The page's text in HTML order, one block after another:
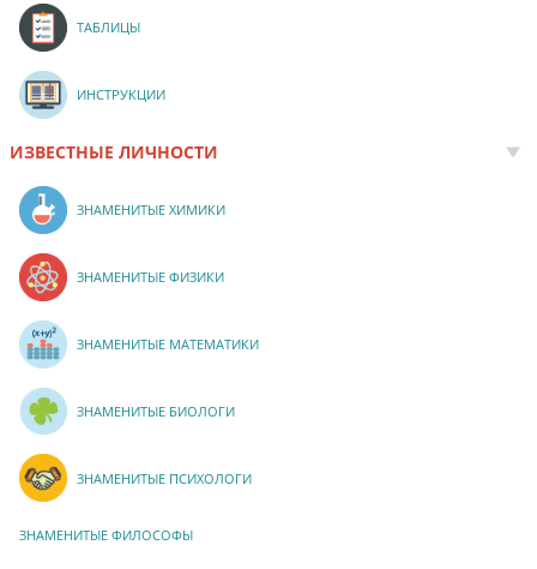
ТАБЛИЦЫ
ИНСТРУКЦИИ
ИЗВЕСТНЫЕ ЛИЧНОСТИ
ЗНАМЕНИТЫЕ ХИМИКИ
ЗНАМЕНИТЫЕ ФИЗИКИ
ЗНАМЕНИТЫЕ МАТЕМАТИКИ
ЗНАМЕНИТЫЕ БИОЛОГИ
ЗНАМЕНИТЫЕ ПСИХОЛОГИ
ЗНАМЕНИТЫЕ ФИЛОСОФЫ